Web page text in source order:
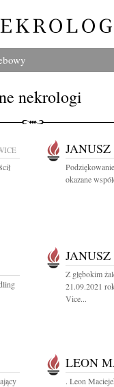
nekrologi
okazane
Z głębokim
21.09.2021
Vice...
LEON
. Leon